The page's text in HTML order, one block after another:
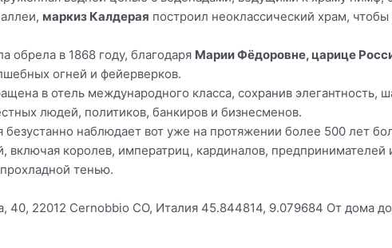
маркиз Калдерая построил неоклассический храм,
обрела в 1868 году, благодаря Марии Фёдоровне, царице
огней и фейерверков.
в отель международного класса, сохранив элегантность,
людей, политиков, банкиров и бизнесменов.
наблюдает вот уже на протяжении более 500 лет
включая королев, императриц, кардиналов, предпринимателей
тенью.
40, 22012 Cernobbio CO, Италия 45.844814, 9.079684 От дома